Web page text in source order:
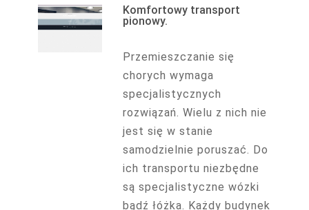
Komfortowy transport
pionowy.
Przemieszczanie się
chorych wymaga
specjalistycznych
rozwiązań. Wielu z nich nie
jest się w stanie
samodzielnie poruszać. Do
ich transportu niezbędne
są specjalistyczne wózki
bądź łóżka. Każdy budynek